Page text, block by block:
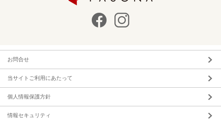
お問合せ
当サイトご利用にあたって
個人情報保護方針
情報セキュリティ